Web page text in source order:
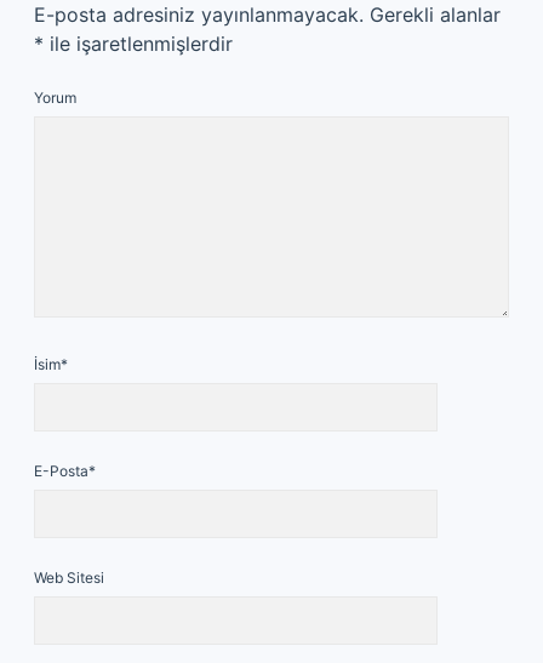
E-posta adresiniz yayınlanmayacak. Gerekli alanlar
* ile işaretlenmişlerdir
Yorum
İsim*
E-Posta*
Web Sitesi